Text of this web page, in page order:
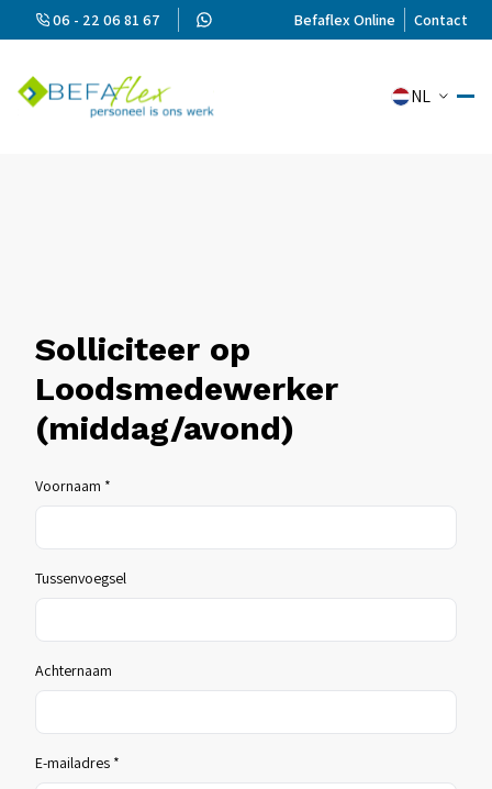
06 - 22 06 81 67 Befaflex Online Contact
NL
Solliciteer op
Loodsmedewerker
(middag/avond)
Voornaam *
Tussenvoegsel
Achternaam
E-mailadres *